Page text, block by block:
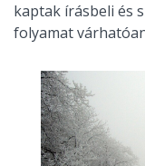
kaptak írásbeli és
folyamat